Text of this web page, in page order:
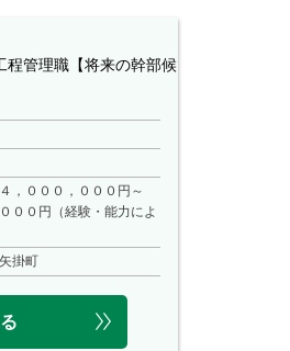
程管理職【将来の幹部候
，０００，０００円～
００円（経験・能力によ
掛町